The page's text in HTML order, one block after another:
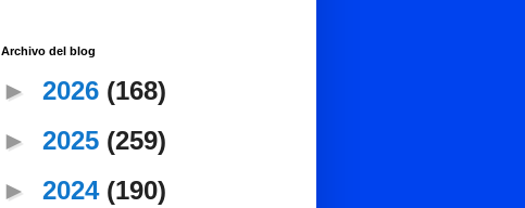
Archivo del blog
► 2026 (168)
► 2025 (259)
► 2024 (190)